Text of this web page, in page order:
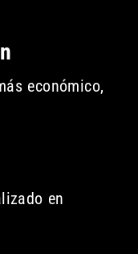
económico,
en